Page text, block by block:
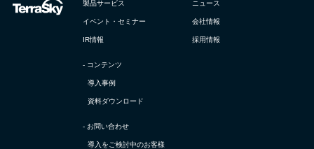
製品サービス ニュース
イベント・セミナー 会社情報
IR情報 採用情報
- コンテンツ
導入事例
資料ダウンロード
- お問い合わせ
導入をご検討中のお客様